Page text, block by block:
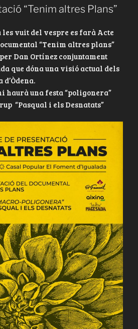
“Tenim altres Plans”
les vuit del vespre es farà Acte
“Tenim altres plans”
Dan Ortínez conjuntament
que dóna una visió actual dels
haurà una festa “poligonera”
“Pasqual i els Desnatats”